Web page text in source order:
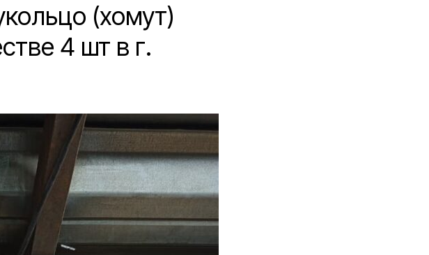
(хомут)
4 шт в г.